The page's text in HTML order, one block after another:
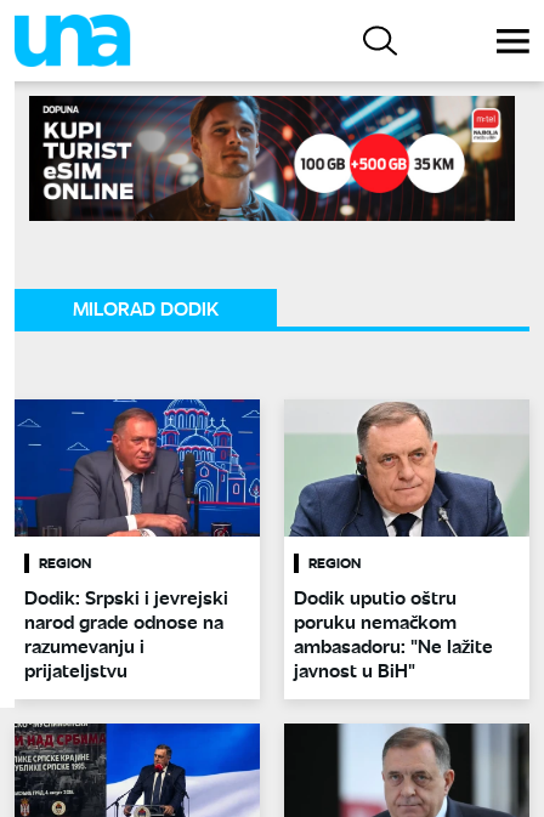
MILORAD DODIK
REGION
Dodik: Srpski i jevrejski
narod grade odnose na
razumevanju i
prijateljstvu
REGION
Dodik uputio oštru
poruku nemačkom
ambasadoru: "Ne lažite
javnost u BiH"